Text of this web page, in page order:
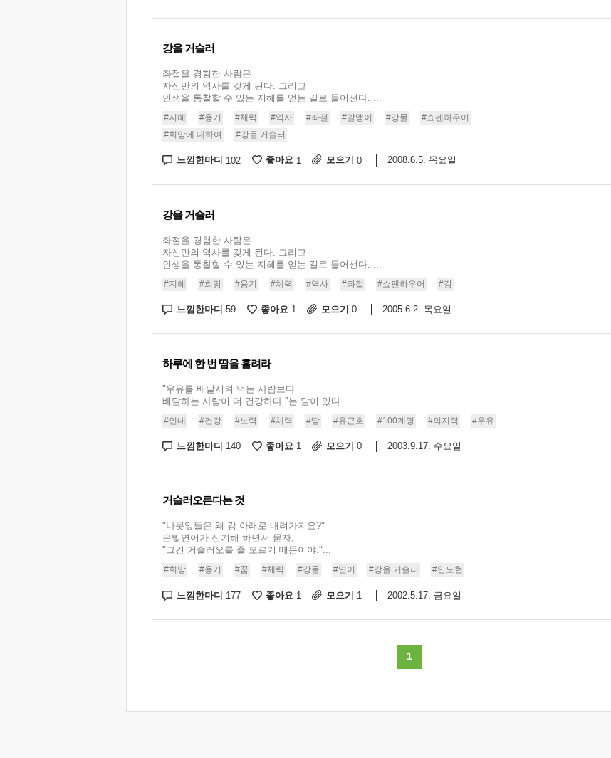
강을 거슬러
좌절을 경험한 사람은
자신만의 역사를 갖게 된다. 그리고
인생을 통찰할 수 있는 지혜를 얻는 길로 들어선다. ...
#지혜 #용기 #체력 #역사 #좌절 #알맹이 #강물
#쇼펜하우어
#희망에 대하여
#강을 거슬러
느낌한마디 102 좋아요 1 모으기 0 2008.6.5. 목요일
강을 거슬러
좌절을 경험한 사람은
자신만의 역사를 갖게 된다. 그리고
인생을 통찰할 수 있는 지혜를 얻는 길로 들어선다. ...
#지혜 #희망 #용기 #체력 #역사 #좌절 #쇼펜하우어 #강
느낌한마디 59 좋아요 1 모으기 0 2005.6.2. 목요일
하루에 한 번 땀을 흘려라
"우유를 배달시켜 먹는 사람보다
배달하는 사람이 더 건강하다."는 말이 있다. ...
#인내 #건강 #노력 #체력 #땀 #유근호 #100계명 #의지력 #우유
느낌한마디 140 좋아요 1 모으기 0 2003.9.17. 수요일
거슬러오른다는 것
"나뭇잎들은 왜 강 아래로 내려가지요?"
은빛연어가 신기해 하면서 묻자,
"그건 거슬러오를 줄 모르기 때문이야."...
#희망 #용기 #꿈 #체력 #강물 #연어 #강을 거슬러 #안도현
느낌한마디 177 좋아요 1 모으기 1 2002.5.17. 금요일
1